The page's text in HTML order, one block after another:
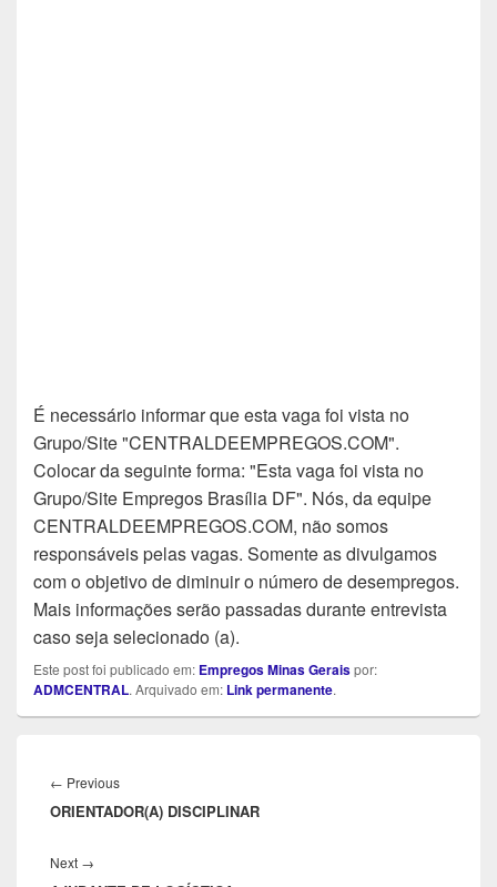
É necessário informar que esta vaga foi vista no
Grupo/Site "CENTRALDEEMPREGOS.COM".
Colocar da seguinte forma: "Esta vaga foi vista no
Grupo/Site Empregos Brasília DF". Nós, da equipe
CENTRALDEEMPREGOS.COM, não somos
responsáveis pelas vagas. Somente as divulgamos
com o objetivo de diminuir o número de desempregos.
Mais informações serão passadas durante entrevista
caso seja selecionado (a).
Este post foi publicado em: Empregos Minas Geraispor:
ADMCENTRAL. Arquivado em: Link permanente.
de
Post
← PreviousPrevious
post:
ORIENTADOR(A) DISCIPLINAR
Next →